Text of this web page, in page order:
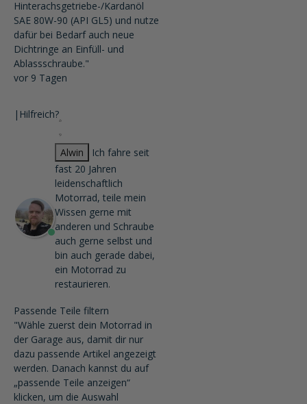
Hinterachsgetriebe-/Kardanöl
SAE 80W-90 (API GL5) und nutze
dafür bei Bedarf auch neue
Dichtringe an Einfüll- und
Ablassschraube."
vor 9 Tagen
| Hilfreich?
Alwin
Ich fahre seit
fast 20 Jahren
leidenschaftlich
Motorrad, teile mein
Wissen gerne mit
anderen und Schraube
auch gerne selbst und
bin auch gerade dabei,
ein Motorrad zu
restaurieren.
Passende Teile filtern
"Wähle zuerst dein Motorrad in
der Garage aus, damit dir nur
dazu passende Artikel angezeigt
werden. Danach kannst du auf
„passende Teile anzeigen“
klicken, um die Auswahl